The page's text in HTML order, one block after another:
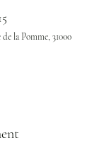
la Pomme, 31000